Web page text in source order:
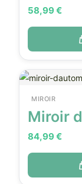
58,99€
MIROIR
Miroir
84,99€